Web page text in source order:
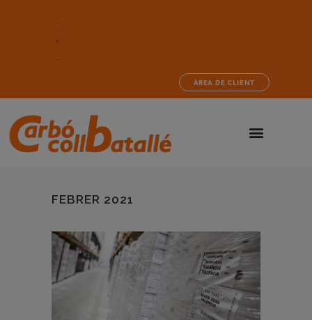
ÀREA DE CLIENT
FEBRER 2021